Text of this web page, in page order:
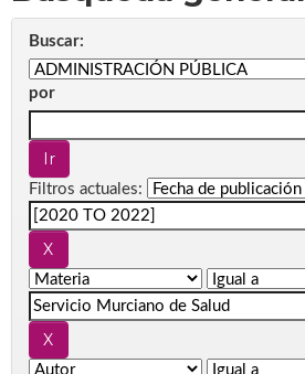
Buscar:
por
Filtros actuales: